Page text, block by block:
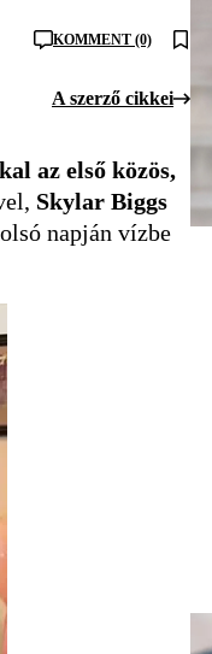
KOMMENT (0)
A szerző cikkei
az első közös,
Skylar Biggs
napján vízbe